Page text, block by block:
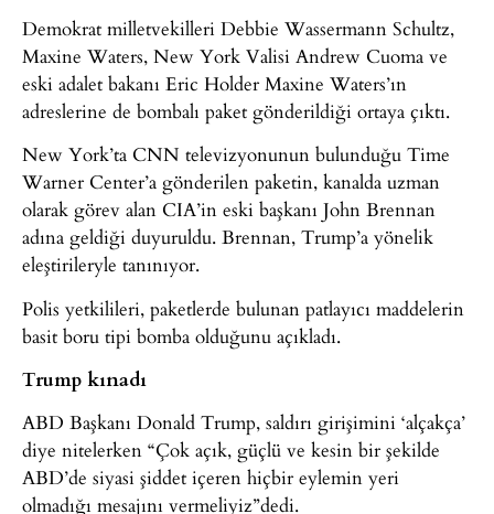
Demokrat milletvekilleri Debbie Wassermann Schultz,
Maxine Waters, New York Valisi Andrew Cuoma ve
eski adalet bakanı Eric Holder Maxine Waters’ın
adreslerine de bombalı paket gönderildiği ortaya çıktı.
New York’ta CNN televizyonunun bulunduğu Time
Warner Center’a gönderilen paketin, kanalda uzman
olarak görev alan CIA’in eski başkanı John Brennan
adına geldiği duyuruldu. Brennan, Trump’a yönelik
eleştirileryle tanınıyor.
Polis yetkilileri, paketlerde bulunan patlayıcı maddelerin
basit boru tipi bomba olduğunu açıkladı.
Trump kınadı
ABD Başkanı Donald Trump, saldırı girişimini ‘alçakça’
diye nitelerken “Çok açık, güçlü ve kesin bir şekilde
ABD’de siyasi şiddet içeren hiçbir eylemin yeri
olmadığı mesajını vermeliyiz”dedi.